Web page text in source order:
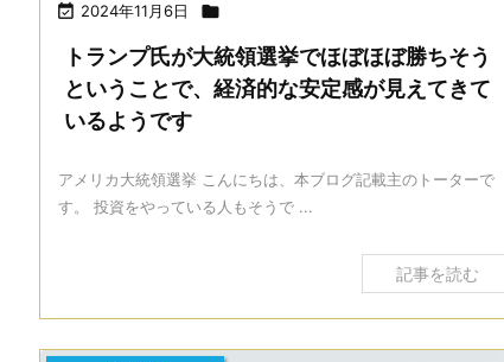
 2024年11月6日 
トランプ氏が大統領選挙でほぼほぼ勝ちそう
ということで、経済的な安定感が見えてきて
いるようです
アメリカ大統領選挙 こんにちは、本ブログ記載主のトーターで
す。 投資をやっている人もそうで ...
記事を読む